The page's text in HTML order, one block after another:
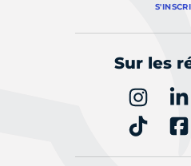
Sur les